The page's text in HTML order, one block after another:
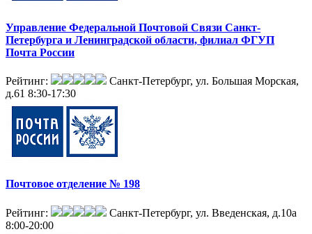
Управление Федеральной Почтовой Связи Санкт-
Петербурга и Ленинградской области, филиал ФГУП
Почта России
Рейтинг:
Санкт-Петербург, ул. Большая Морская,
д.61 8:30-17:30
Почтовое отделение № 198
Рейтинг:
Санкт-Петербург, ул. Введенская, д.10а
8:00-20:00